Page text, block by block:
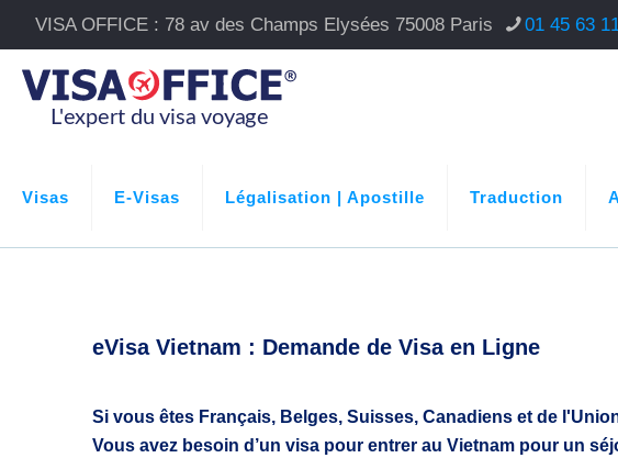
VISA OFFICE : 78 av des Champs Elysées 75008 Paris 01 45 63
Visas E-Visas Légalisation | Apostille Traduction
eVisa Vietnam : Demande de Visa en Ligne
Si vous êtes Français, Belges, Suisses, Canadiens et de
Vous avez besoin d’un visa pour entrer au Vietnam pour un